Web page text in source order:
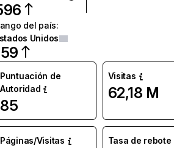
del país:
Unidos
Puntuación de
Autoridad
85
Visitas
62,18 M
Páginas/Visitas Tasa de rebote